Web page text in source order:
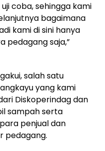
coba, sehingga kami
bagaimana
kami di sini hanya
pedagang saja,”
salah satu
yang kami
Diskoperindag dan
sampah serta
penjual dan
pedagang.